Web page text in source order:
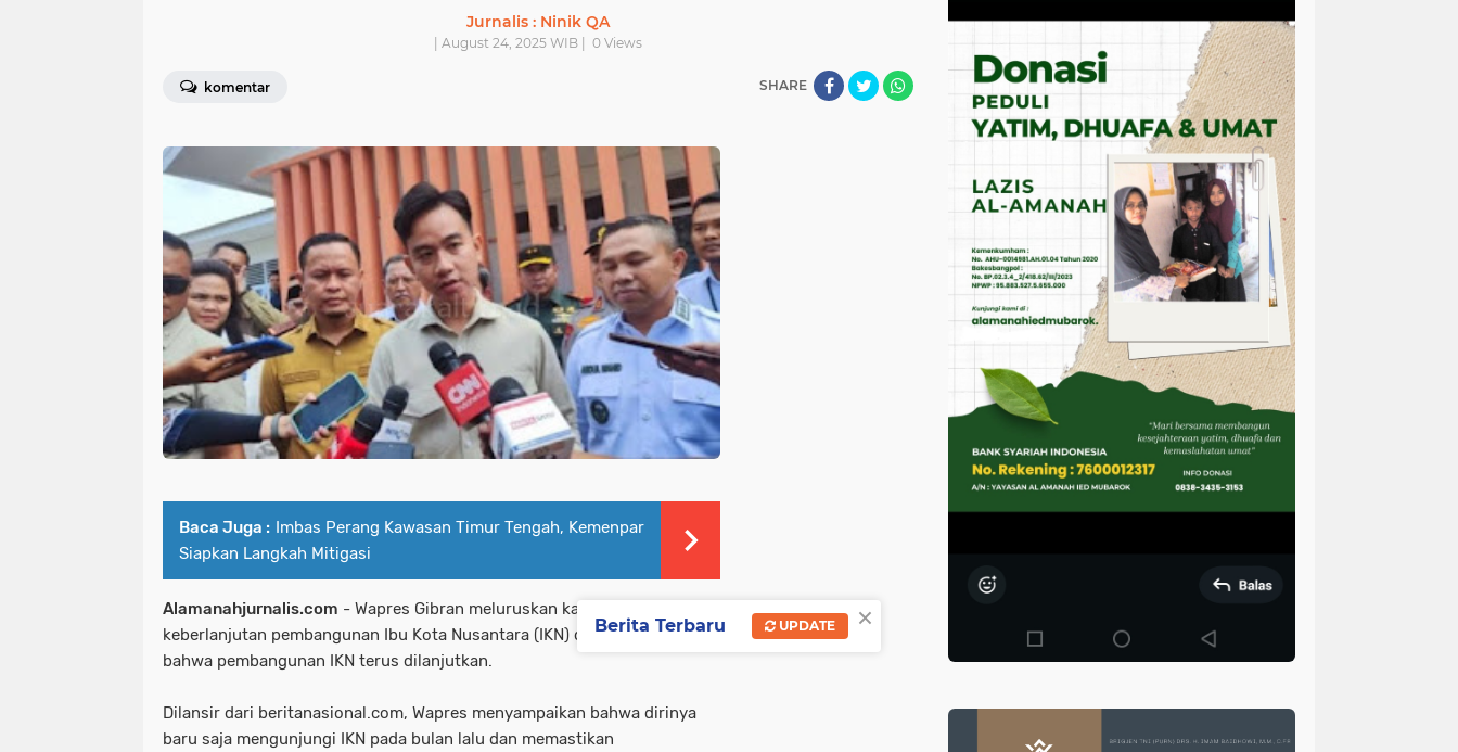
Jurnalis : Ninik QA
| August 24, 2025 WIB | 0 Views
komentar SHARE
Baca Juga : Imbas Perang Kawasan Timur Tengah, Kemenpar
Siapkan Langkah Mitigasi
Alamanahjurnalis.com - Wapres Gibran meluruskan kabar negatif terkait
keberlanjutan pembangunan Ibu Kota Nusantara (IKN) dan memastikan
bahwa pembangunan IKN terus dilanjutkan.
Dilansir dari beritanasional.com, Wapres menyampaikan bahwa dirinya
baru saja mengunjungi IKN pada bulan lalu dan memastikan
×
Berita Terbaru UPDATE